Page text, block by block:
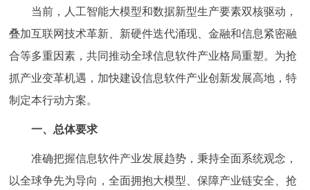
北京概况 十六区概览 人文北京
绿色北京 图说北京 视频北京
多语种
DEUTSCH FRANÇAIS РУССКИЙ ЯЗЫК
当前，人工智能大模型和数据新型生产要素双核驱动，
叠加互联网技术革新、新硬件迭代涌现、金融和信息紧密融
合等多重因素，共同推动全球信息软件产业格局重塑。为抢
抓产业变革机遇，加快建设信息软件产业创新发展高地，特
制定本行动方案。
一、总体要求
准确把握信息软件产业发展趋势，秉持全面系统观念，
以全球争先为导向，全面拥抱大模型、保障产业链安全、抢